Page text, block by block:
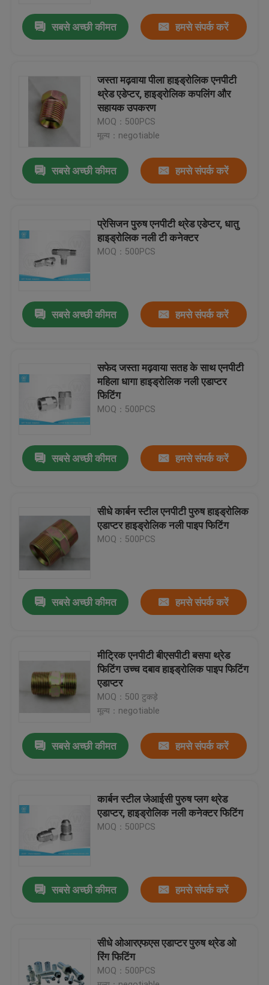
उत्पाद
हमारे बारे में
फैक्टरी यात्रा
हमसे संपर्क करें
सभी मामलों
हाइड्रोलिक नली अंत फिटिंग
हाइड्रोलिक नली सामी फिटिंग
सबसे अच्छी कीमत हमसे संपर्क करें
जस्ता मढ़वाया पीला हाइड्रोलिक एनपीटी
थ्रेड एडेप्टर, हाइड्रोलिक कपलिंग और
सहायक उपकरण
MOQ：500PCS
मूल्य：negotiable
सबसे अच्छी कीमत हमसे संपर्क करें
प्रेसिजन पुरुष एनपीटी थ्रेड एडेप्टर, धातु
हाइड्रोलिक नली टी कनेक्टर
MOQ：500PCS
सबसे अच्छी कीमत हमसे संपर्क करें
सफेद जस्ता मढ़वाया सतह के साथ एनपीटी
महिला धागा हाइड्रोलिक नली एडाप्टर
फिटिंग
MOQ：500PCS
सबसे अच्छी कीमत हमसे संपर्क करें
सीधे कार्बन स्टील एनपीटी पुरुष हाइड्रोलिक
एडाप्टर हाइड्रोलिक नली पाइप फिटिंग
MOQ：500PCS
सबसे अच्छी कीमत हमसे संपर्क करें
मीट्रिक एनपीटी बीएसपीटी बसपा थ्रेड
फिटिंग उच्च दबाव हाइड्रोलिक पाइप फिटिंग
एडाप्टर
MOQ：500 टुकड़े
मूल्य：negotiable
सबसे अच्छी कीमत हमसे संपर्क करें
कार्बन स्टील जेआईसी पुरुष प्लग थ्रेड
एडाप्टर, हाइड्रोलिक नली कनेक्टर फिटिंग
MOQ：500PCS
सबसे अच्छी कीमत हमसे संपर्क करें
सीधे ओआरएफएस एडाप्टर पुरुष थ्रेड ओ
रिंग फिटिंग
MOQ：500PCS